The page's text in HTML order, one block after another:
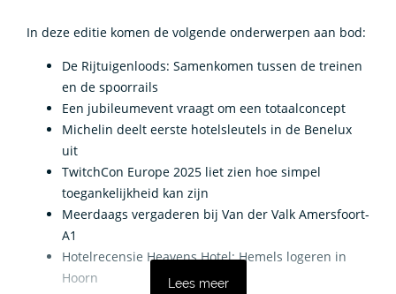
In deze editie komen de volgende onderwerpen aan bod:
De Rijtuigenloods: Samenkomen tussen de treinen
en de spoorrails
Een jubileumevent vraagt om een totaalconcept
Michelin deelt eerste hotelsleutels in de Benelux
uit
TwitchCon Europe 2025 liet zien hoe simpel
toegankelijkheid kan zijn
Meerdaags vergaderen bij Van der Valk Amersfoort-
A1
Hotelrecensie Heavens Hotel: Hemels logeren in
Hoorn
Lees meer